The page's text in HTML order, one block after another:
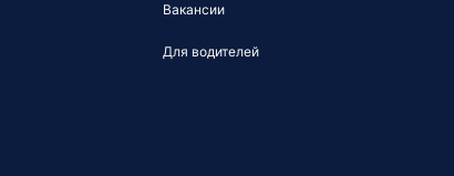
Вакансии
Для водителей